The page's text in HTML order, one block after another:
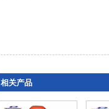
相关产品